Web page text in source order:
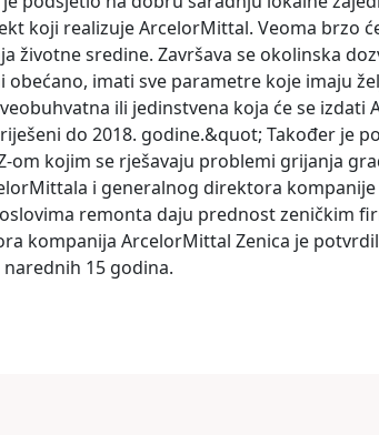
koji realizuje ArcelorMittal. Veoma brzo
životne sredine. Završava se okolinska
obećano, imati sve parametre koje imaju
ili jedinstvena koja će se izdati
do 2018. godine.&quot; Također je
om kojim se rješavaju problemi grijanja
i generalnog direktora
remonta daju prednost zeničkim
kompanija ArcelorMittal Zenica je
15 godina.